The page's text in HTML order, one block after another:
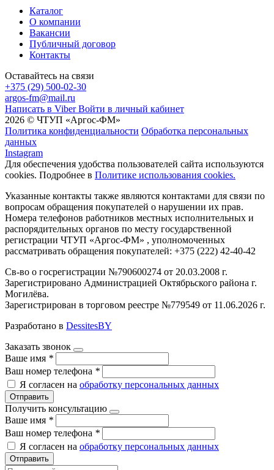
Каталог
О компании
Вакансии
Публичный договор
Контакты
Оставайтесь на связи
+375 (29) 500-02-30
argos-fm@mail.ru
Написать в Viber Войти в личный кабинет
2026 © ЧТУП «Аргос-ФМ»
Политика конфиденциальности Обработка персональных
данных
Instagram
Для обеспечения удобства пользователей сайта используются
cookies. Подробнее в Политике использования cookies.
Указанные контакты также являются контактами для связи по
вопросам обращения покупателей о нарушении их прав.
Номера телефонов работников местных исполнительных и
распорядительных органов по месту государственной
регистрации ЧТУП «Аргос-ФМ» , уполномоченных
рассматривать обращения покупателей: +375 (222) 42-40-42
Св-во о госрегистрации №790600274 от 20.03.2008 г.
Зарегистрировано Администрацией Октябрьского района г.
Могилёва.
Зарегистрирован в торговом реестре №779549 от 11.06.2026 г.
Разработано в DessitesBY
Заказать звонок
Ваше имя *
Ваш номер телефона *
Я согласен на обработку персональных данных
Отправить
Получить консультацию
Ваше имя *
Ваш номер телефона *
Я согласен на обработку персональных данных
Отправить